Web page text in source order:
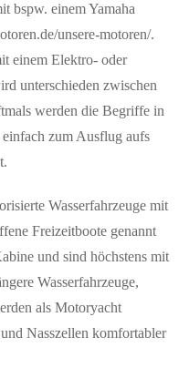
Homepage
neue Homepage
übersichtlich und
im Rokoko und
Innovation
bspw. einem Yamaha
unsere-motoren/.
einem Elektro- oder
unterschieden zwischen
werden die Begriffe in
zum Ausflug aufs
Wasserfahrzeuge mit
Freizeitboote genannt
und sind höchstens mit
Wasserfahrzeuge,
als Motoryacht
Nasszellen komfortabler